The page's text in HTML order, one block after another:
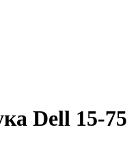
Dell 15-